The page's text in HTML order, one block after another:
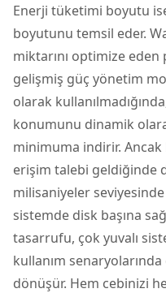
Enerji tüketimi boyutu
boyutunu temsil eder.
miktarını optimize
gelişmiş güç yönetim
olarak
konumunu dinamik
minimuma indirir.
erişim talebi geldiğinde
milisaniyeler
sistemde disk başına
tasarrufu, çok yuvalı
kullanım
dönüşür. Hem cebinizi